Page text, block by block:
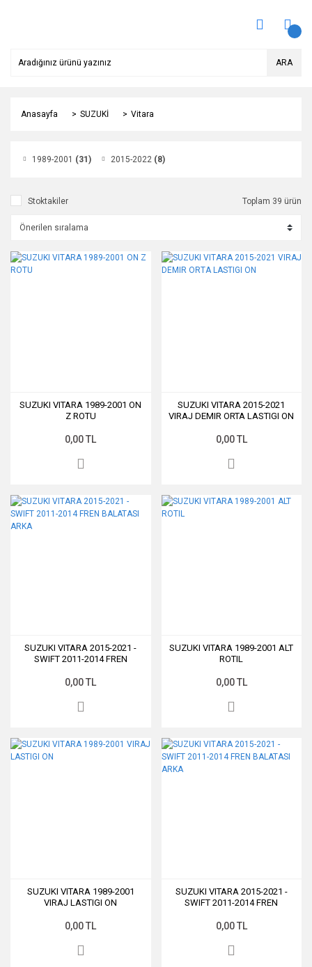
ARA
Anasayfa SUZUKİ Vitara
1989-2001 (31) 2015-2022 (8)
Stoktakiler Toplam 39 ürün
SUZUKI VITARA 1989-2001 ON
Z ROTU
0,00 TL
SUZUKI VITARA 2015-2021
VIRAJ DEMIR ORTA LASTIGI ON
0,00 TL
SUZUKI VITARA 2015-2021 -
SWIFT 2011-2014 FREN
0,00 TL
SUZUKI VITARA 1989-2001 ALT
ROTIL
0,00 TL
SUZUKI VITARA 1989-2001
VIRAJ LASTIGI ON
0,00 TL
SUZUKI VITARA 2015-2021 -
SWIFT 2011-2014 FREN
0,00 TL